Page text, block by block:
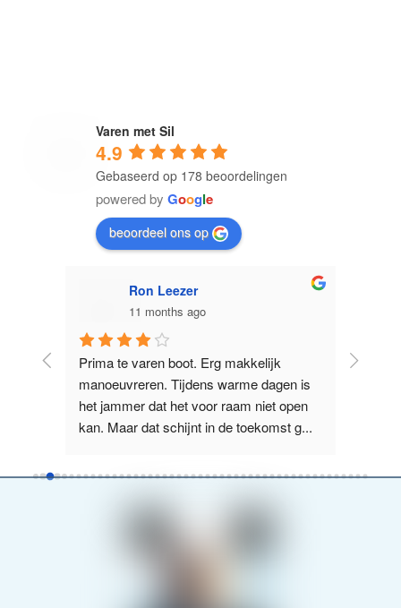
Varen met Sil
4.9
Gebaseerd op 178 beoordelingen
powered by Google
beoordeel ons op
Ron Leezer
11 months ago
Prima te varen boot. Erg makkelijk
manoeuvreren. Tijdens warme dagen is
het jammer dat het voor raam niet open
kan. Maar dat schijnt in de toekomst g...